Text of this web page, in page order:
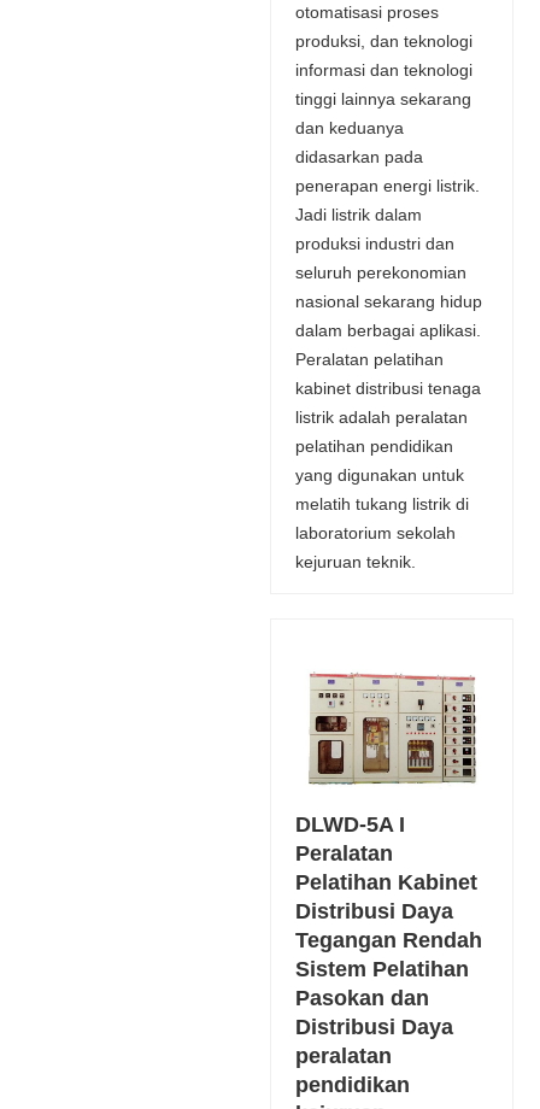
otomatisasi proses
produksi, dan teknologi
informasi dan teknologi
tinggi lainnya sekarang
dan keduanya
didasarkan pada
penerapan energi listrik.
Jadi listrik dalam
produksi industri dan
seluruh perekonomian
nasional sekarang hidup
dalam berbagai aplikasi.
Peralatan pelatihan
kabinet distribusi tenaga
listrik adalah peralatan
pelatihan pendidikan
yang digunakan untuk
melatih tukang listrik di
laboratorium sekolah
kejuruan teknik.
DLWD-5A I
Peralatan
Pelatihan Kabinet
Distribusi Daya
Tegangan Rendah
Sistem Pelatihan
Pasokan dan
Distribusi Daya
peralatan
pendidikan